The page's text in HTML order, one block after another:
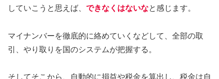
していこうと思えば、 できなくはないなと感じます。
マイナンバーを徹底的に絡めていくなどして、全部の取
引、やり取りを国のシステムが把握する。
そしてそこから、自動的に損益や税金を算出し、税金は自